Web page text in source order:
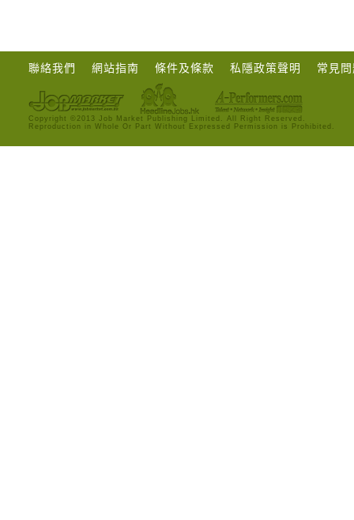
聯絡我們 網站指南 條件及條款 私隱政策聲明 常見
Copyright ©2013 Job Market Publishing Limited. All Right Reserved.
Reproduction in Whole Or Part Without Expressed Permission is Prohibited.